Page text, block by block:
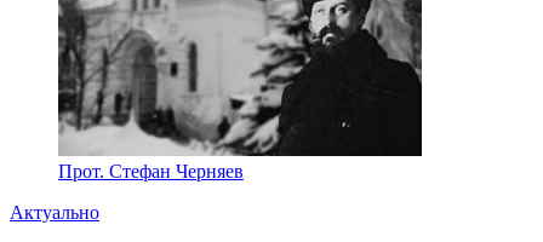
Прот. Стефан Черняев
Актуально